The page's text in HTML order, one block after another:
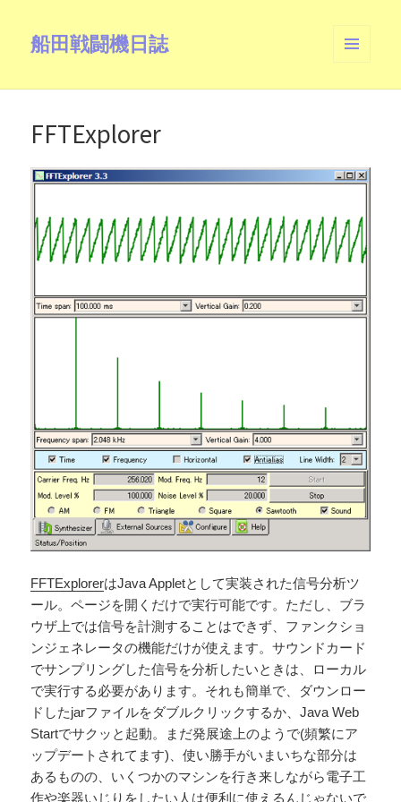
船田戦闘機日誌
ーとウ
FFTExplorer
FFTExplorerはJava Appletとして実装された信号分析ツ
ール。ページを開くだけで実行可能です。ただし、ブラ
ウザ上では信号を計測することはできず、ファンクショ
ンジェネレータの機能だけが使えます。サウンドカード
でサンプリングした信号を分析したいときは、ローカル
で実行する必要があります。それも簡単で、ダウンロー
ドしたjarファイルをダブルクリックするか、Java Web
Startでサクッと起動。まだ発展途上のようで(頻繁にア
ップデートされてます)、使い勝手がいまいちな部分は
あるものの、いくつかのマシンを行き来しながら電子工
作や楽器いじりをしたい人は便利に使えるんじゃないで